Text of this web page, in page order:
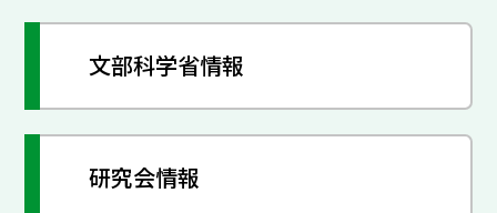
文部科学省情報
研究会情報